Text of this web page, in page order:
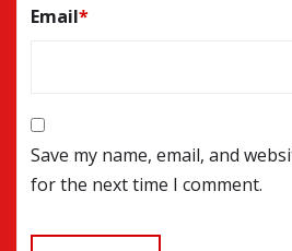
Email*
Save my name, email, and
for the next time I comment.